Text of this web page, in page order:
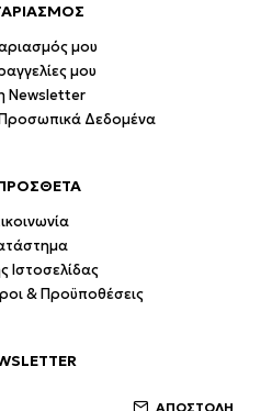
μου
μου
Newsletter
Δεδομένα
Ιστοσελίδας
& Προϋποθέσεις
ΑΠΟΣΤΟΛΗ